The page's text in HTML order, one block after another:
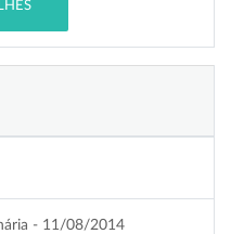
- 11/08/2014